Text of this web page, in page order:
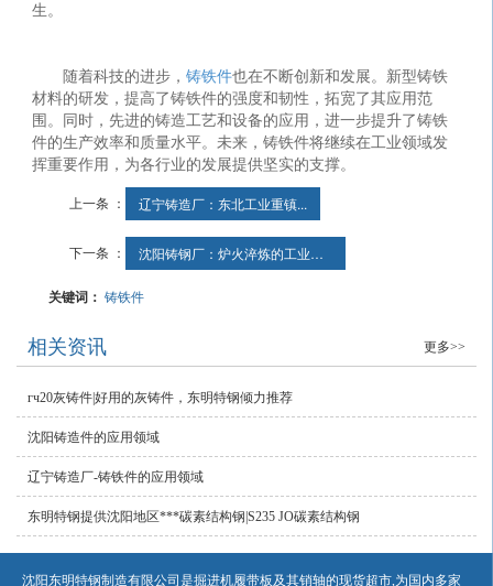
生。
随着科技的进步，铸铁件也在不断创新和发展。新型铸铁
材料的研发，提高了铸铁件的强度和韧性，拓宽了其应用范
围。同时，先进的铸造工艺和设备的应用，进一步提升了铸铁
件的生产效率和质量水平。未来，铸铁件将继续在工业领域发
挥重要作用，为各行业的发展提供坚实的支撑。
上一条 ： 辽宁铸造厂：东北工业重镇...
下一条 ： 沈阳铸钢厂：炉火淬炼的工业脊梁
关键词：铸铁件
相关资讯 更多>>
гч20灰铸件|好用的灰铸件，东明特钢倾力推荐
沈阳铸造件的应用领域
辽宁铸造厂-铸铁件的应用领域
东明特钢提供沈阳地区***碳素结构钢|S235 JO碳素结构钢
沈阳东明特钢制造有限公司是掘进机履带板及其销轴的现货超市,为国内多家